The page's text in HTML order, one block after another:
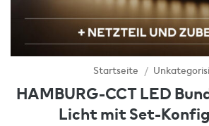
Startseite /
HAMBURG-CCT LED
Licht mit Set-